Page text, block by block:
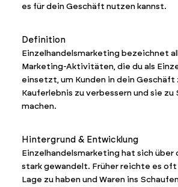
es für dein Geschäft nutzen kannst.
Definition
Einzelhandelsmarketing bezeichnet
Marketing-Aktivitäten, die du als
einsetzt, um Kunden in dein Geschäft
Kauferlebnis zu verbessern und sie zu
machen.
Hintergrund & Entwicklung
Einzelhandelsmarketing hat sich über
stark gewandelt. Früher reichte es oft
Lage zu haben und Waren ins